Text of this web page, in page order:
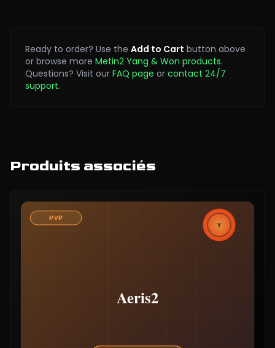
Ready to order? Use the Add to Cart button above
or browse more Metin2 Yang & Won products.
Questions? Visit our FAQ page or contact 24/7
support.
Produits associés